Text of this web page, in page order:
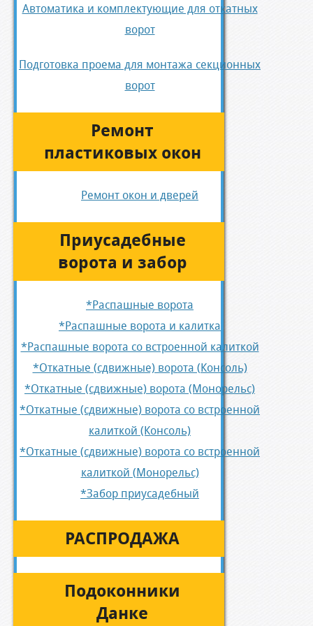
Автоматика и комплектующие для откатных
ворот
Подготовка проема для монтажа секционных
ворот
Ремонт
пластиковых окон
Ремонт окон и дверей
Приусадебные
ворота и забор
*Распашные ворота
*Распашные ворота и калитка
*Распашные ворота со встроенной калиткой
*Откатные (сдвижные) ворота (Консоль)
*Откатные (сдвижные) ворота (Монорельс)
*Откатные (сдвижные) ворота со встроенной
калиткой (Консоль)
*Откатные (сдвижные) ворота со встроенной
калиткой (Монорельс)
*Забор приусадебный
РАСПРОДАЖА
Подоконники
Данке